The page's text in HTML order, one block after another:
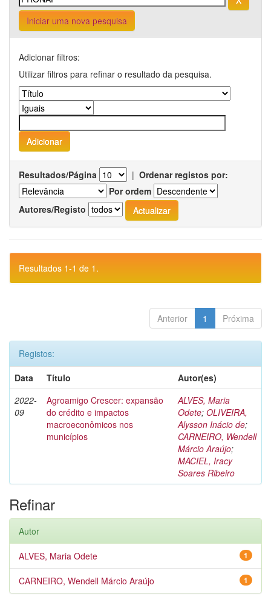
Iniciar uma nova pesquisa
Adicionar filtros:
Utilizar filtros para refinar o resultado da pesquisa.
Resultados/Página | Ordenar registos por:
Por ordem
Autores/Registo
Resultados 1-1 de 1.
Anterior 1 Próxima
Registos:
Data
Título
Autor(es)
2022-
09
Agroamigo Crescer: expansão
do crédito e impactos
macroeconômicos nos
municípios
ALVES, Maria
Odete; OLIVEIRA,
Alysson Inácio de;
CARNEIRO, Wendell
Márcio Araújo;
MACIEL, Iracy
Soares Ribeiro
Refinar
Autor
1
ALVES, Maria Odete
1
CARNEIRO, Wendell Márcio Araújo